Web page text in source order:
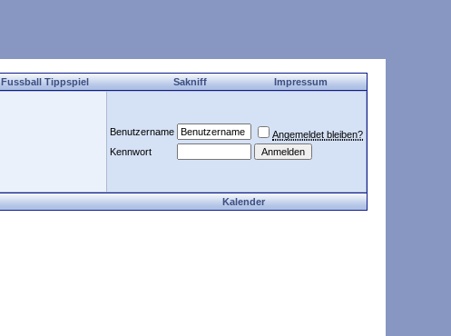
Fussball Tippspiel Sakniff Impressum
Benutzername
Angemeldet bleiben?
Kennwort
Kalender